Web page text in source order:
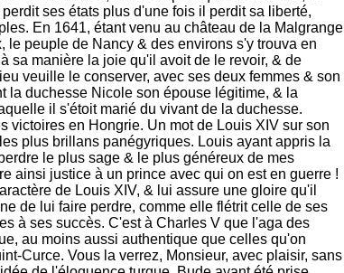
ses états plus d'une fois il perdit sa liberté,
En 1641, étant venu au château de la Malgrange
le peuple de Nancy & des environs s'y trouva en
sa manière la joie qu'il avoit de le revoir, & de
veuille le conserver, avec ses deux femmes & son
la duchesse Nicole son épouse légitime, & la
il s'étoit marié du vivant de la duchesse.
victoires en Hongrie. Un mot de Louis XIV sur son
plus brillans panégyriques. Louis ayant appris la
le plus sage & le plus généreux de mes
ainsi justice à un prince avec qui on est en guerre !
de Louis XIV, & lui assure une gloire qu'il
de lui faire perdre, comme elle flétrit celle de ses
à ses succès. C'est à Charles V que l'aga des
au moins aussi authentique que celles qu'on
Curce. Vous la verrez, Monsieur, avec plaisir, sans